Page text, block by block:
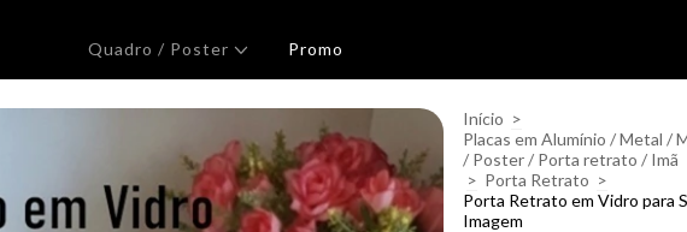
Quadro / Poster Promo
Início >
Placas em Alumínio / Metal /
/ Poster / Porta retrato / Imã
> Porta Retrato >
Porta Retrato em Vidro para
Imagem